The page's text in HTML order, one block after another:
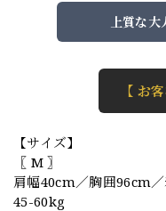
上質な
【 お
【サイズ】
〖 M 〗
肩幅40cm／胸囲96cm
45-60kg